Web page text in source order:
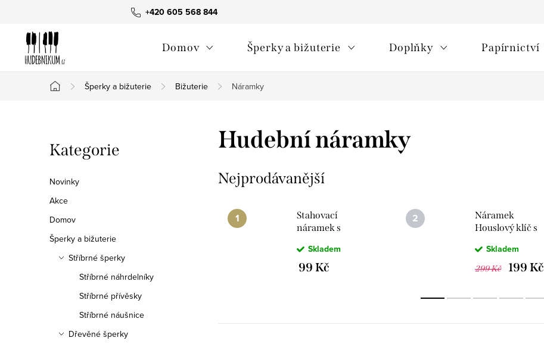
+420 605 568 844
Domov Šperky a bižuterie Doplňky Papírnictví
Domů
Šperky a bižuterie Bižuterie Náramky
o
s
t
r
a
Přeskočit
kategorie
Kategorie
Novinky
Akce
Domov
Šperky a bižuterie
Stříbrné šperky
Stříbrné náhrdelníky
Stříbrné přívěsky
Stříbrné náušnice
Dřevěné šperky
Hudební náramky
Nejprodávanější
Stahovací
náramek s
Skladem
99 Kč
Náramek
Houslový klíč s
Skladem
299 Kč 199 Kč